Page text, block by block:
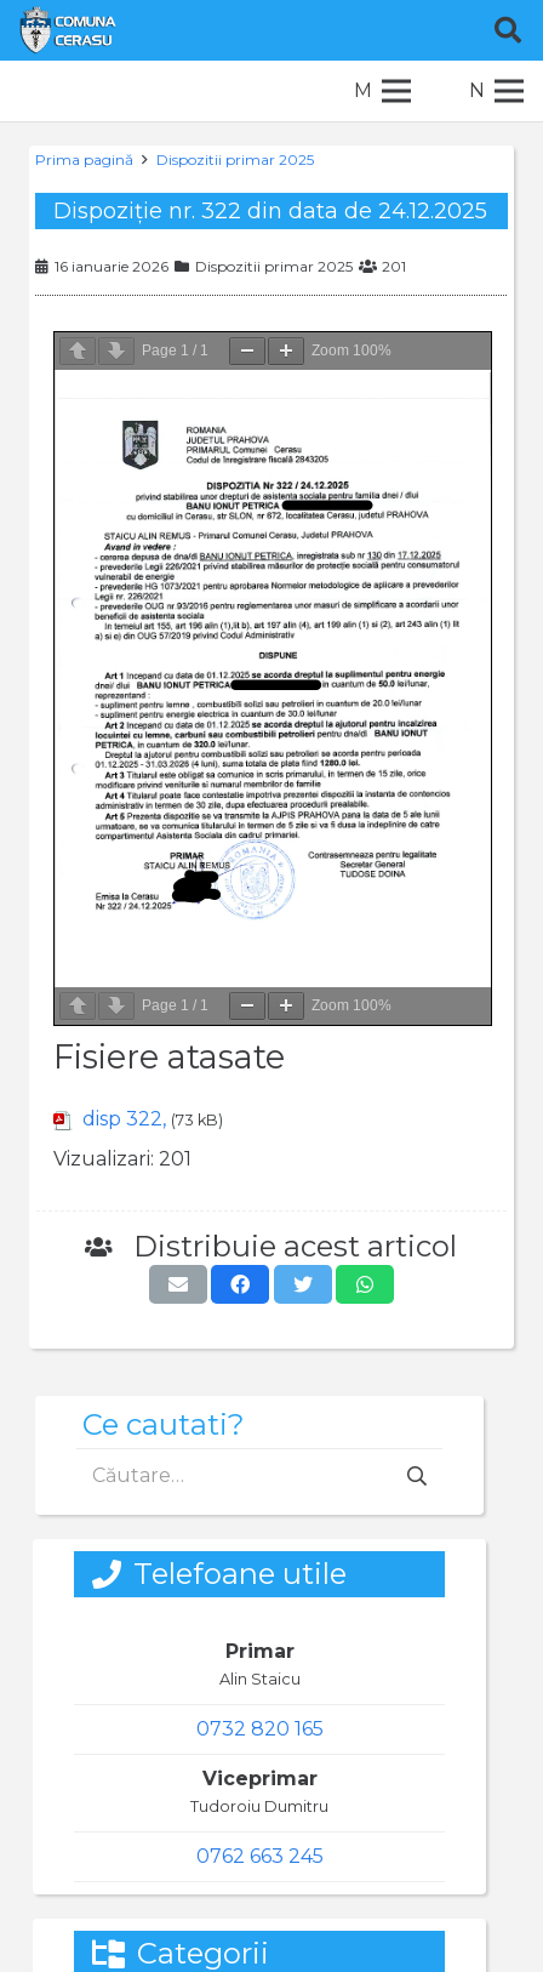
M N
Prima pagină Dispozitii primar 2025
Dispoziție nr. 322 din data de 24.12.2025
16 ianuarie 2026 Dispozitii primar 2025 201
Page 1 / 1 Zoom 100%
Page 1 / 1 Zoom 100%
Fisiere atasate
disp 322, (73 kB)
Vizualizari: 201
Distribuie acest articol
Ce cautati?
după:
Telefoane utile
Primar
Alin Staicu
0732 820 165
Viceprimar
Tudoroiu Dumitru
0762 663 245
Categorii